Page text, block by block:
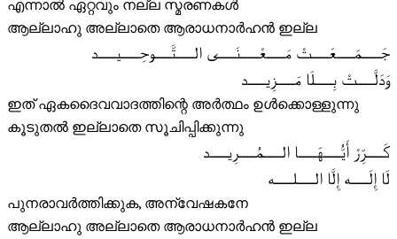
എന്നാൽ ഏറ്റവും നല്ല സ്മരണകൾ
ആല്ലാഹു അല്ലാതെ ആരാധനാർഹൻ ഇല്ല
جَـــــمَـــــعَـــــتْ مَـــــعْـــــنَـــــى الـــــتَّـــــوحِـــــيـــــد
وَدَلَّـــــتْ بِـــــلَا مَـــــزِيـــــد
ഇത് ഏകദൈവവാദത്തിന്റെ അർത്ഥം ഉൾക്കൊള്ളുന്നു
കൂടുതൽ ഇല്ലാതെ സൂചിപ്പിക്കുന്നു
كَـــــرِّرْ أَيُّـــــهَـــــا الـــــمُـــــرِيـــــد
لَا إِلَـــــه إِلَّا الـــــلـــــه
പുനരാവർത്തിക്കുക, അന്വേഷകനേ
ആല്ലാഹു അല്ലാതെ ആരാധനാർഹൻ ഇല്ല